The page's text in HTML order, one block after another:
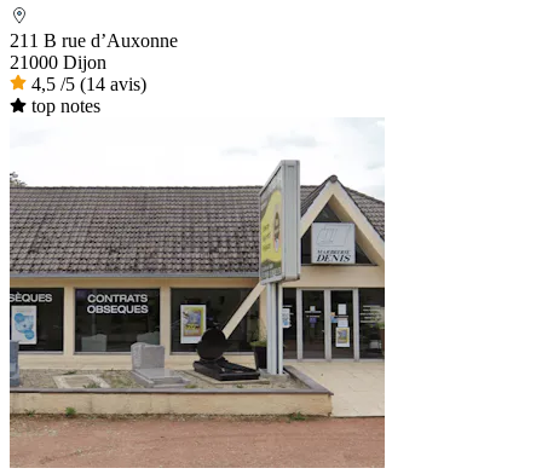
211 B rue d’Auxonne
21000 Dijon
4,5 /5 (14 avis)
top notes